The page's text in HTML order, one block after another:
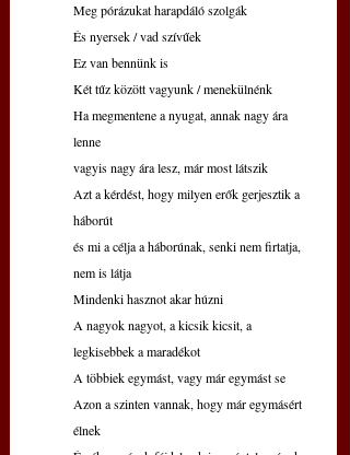
Meg pórázukat harapdáló szolgák
És nyersek / vad szívűek
Ez van bennünk is
Két tűz között vagyunk / menekülnénk
Ha megmentene a nyugat, annak nagy ára
lenne
vagyis nagy ára lesz, már most látszik
Azt a kérdést, hogy milyen erők gerjesztik a
háborút
és mi a célja a háborúnak, senki nem firtatja,
nem is látja
Mindenki hasznot akar húzni
A nagyok nagyot, a kicsik kicsit, a
legkisebbek a maradékot
A többiek egymást, vagy már egymást se
Azon a szinten vannak, hogy már egymásért
élnek